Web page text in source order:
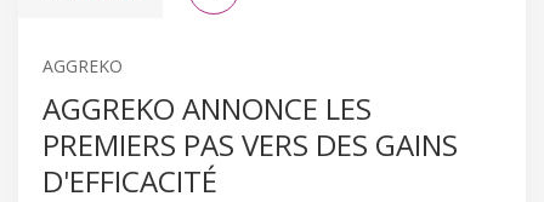
AGGREKO
AGGREKO ANNONCE LES
PREMIERS PAS VERS DES GAINS
D'EFFICACITÉ